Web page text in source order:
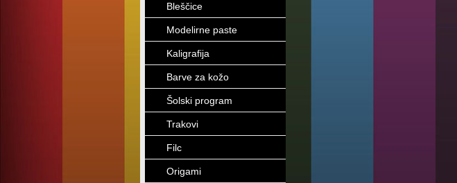
Bleščice
Modelirne paste
Kaligrafija
Barve za kožo
Šolski program
Trakovi
Filc
Origami